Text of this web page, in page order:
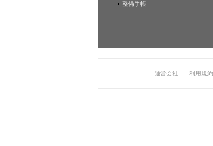
整備手帳
運営会社 利用規約